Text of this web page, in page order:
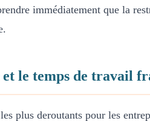
immédiatement que la
et le temps de travail
plus deroutants pour les